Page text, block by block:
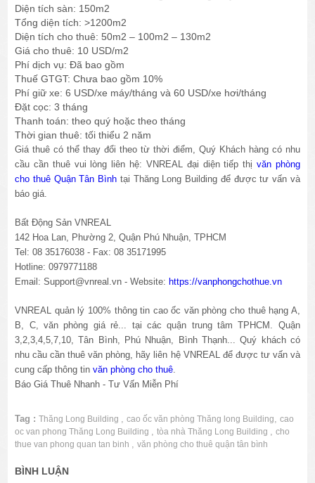
Diện tích sàn: 150m2
Tổng diện tích: >1200m2
Diện tích cho thuê: 50m2 – 100m2 – 130m2
Giá cho thuê: 10 USD/m2
Phí dịch vụ: Đã bao gồm
Thuế GTGT: Chưa bao gồm 10%
Phí giữ xe: 6 USD/xe máy/tháng và 60 USD/xe hơi/tháng
Đặt cọc: 3 tháng
Thanh toán: theo quý hoặc theo tháng
Thời gian thuê: tối thiểu 2 năm
Giá thuê có thể thay đổi theo từ thời điểm, Quý Khách hàng có nhu
cầu cần thuê vui lòng liên hệ: VNREAL đại diện tiếp thị văn phòng
cho thuê Quận Tân Bình tại Thăng Long Building để được tư vấn và
báo giá.
Bất Động Sản VNREAL
142 Hoa Lan, Phường 2, Quận Phú Nhuận, TPHCM
Tel: 08 35176038 - Fax: 08 35171995
Hotline: 0979771188
Email: Support@vnreal.vn - Website: https://vanphongchothue.vn
VNREAL quản lý 100% thông tin cao ốc văn phòng cho thuê hạng A,
B, C, văn phòng giá rẻ... tại các quận trung tâm TPHCM. Quận
3,2,3,4,5,7,10, Tân Bình, Phú Nhuận, Bình Thạnh... Quý khách có
nhu cầu cần thuê văn phòng, hãy liên hệ VNREAL để được tư vấn và
cung cấp thông tinvăn phòng cho thuê.
Báo Giá Thuê Nhanh - Tư Vấn Miễn Phí
Tag : Thăng Long Building ,cao ốc văn phòng Thăng long Building,cao
oc van phong Thăng Long Building ,tòa nhà Thăng Long Building ,cho
thue van phong quan tan binh ,văn phòng cho thuê quận tân bình
BÌNH LUẬN